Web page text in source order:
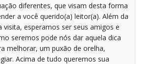
diferentes, que visam desta forma
a você querido(a) leitor(a). Além da
visita, esperamos ser seus amigos e
seremos pode nós dar aquela dica
melhorar, um puxão de orelha,
Acima de tudo queremos sua